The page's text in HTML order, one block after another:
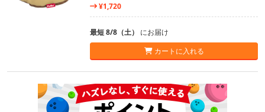
¥1,720
最短 8/8（土） にお届け
カートに入れる